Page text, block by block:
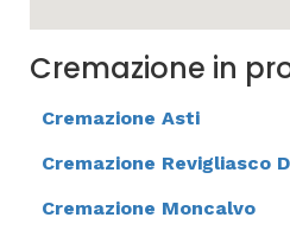
Cremazione in
Cremazione Asti
Cremazione Revigliasco
Cremazione Moncalvo